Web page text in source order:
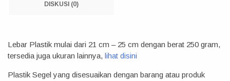
DISKUSI (0)
Lebar Plastik mulai dari 21 cm – 25 cm dengan berat 250 gram,
tersedia juga ukuran lainnya, lihat disini
Plastik Segel yang disesuaikan dengan barang atau produk